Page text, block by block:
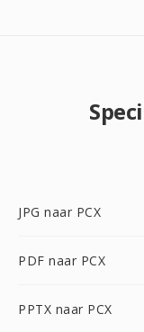
JPG naar PCX
PDF naar PCX
PPTX naar PCX